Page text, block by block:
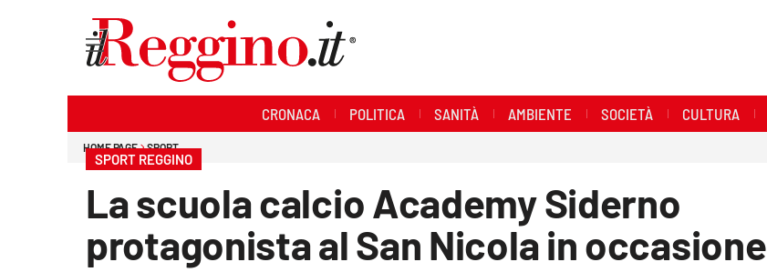
CRONACA POLITICA SANITÀ AMBIENTE SOCIETÀ CULTURA
HOME PAGE SPORT
SPORT REGGINO
La scuola calcio Academy Siderno
protagonista al San Nicola in occasione